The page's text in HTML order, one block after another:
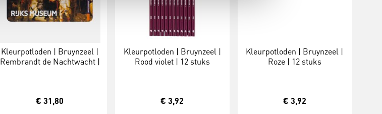
Kleurpotloden | Bruynzeel |
Rembrandt de Nachtwacht |
€ 31,80
Kleurpotloden | Bruynzeel |
Rood violet | 12 stuks
€ 3,92
Kleurpotloden | Bruynzeel |
Roze | 12 stuks
€ 3,92